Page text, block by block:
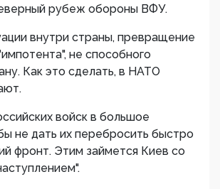
рубеж обороны ВФУ.
внутри страны, превращение
не способного
Как это сделать, в НАТО
войск в большое
не дать их перебросить быстро
фронт. Этим займется Киев со